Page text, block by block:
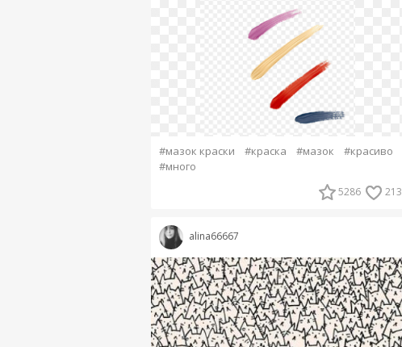
#мазок краски #краска #мазок
#красиво
#много
5286 213
alina66667